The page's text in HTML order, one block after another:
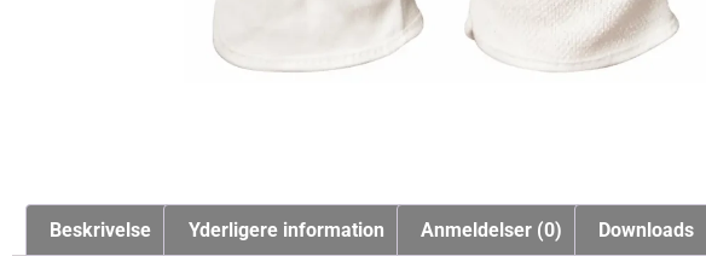
Beskrivelse Yderligere information Anmeldelser (0) Downloads